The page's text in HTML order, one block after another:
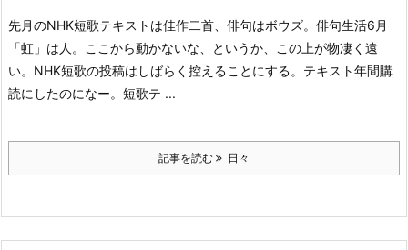
先月のNHK短歌テキストは佳作二首、俳句はボウズ。 俳句生活6月
「虹」は人。ここから動かないな、というか、この上が物凄く遠
い。 NHK短歌の投稿はしばらく控えることにする。テキスト年間購
読にしたのになー。短歌テ ...
記事を読む 日々